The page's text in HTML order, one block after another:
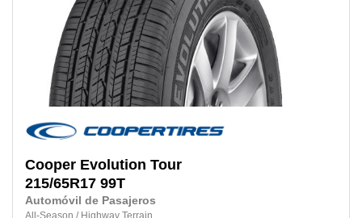
Cooper Evolution Tour
215/65R17 99T
Automóvil de Pasajeros